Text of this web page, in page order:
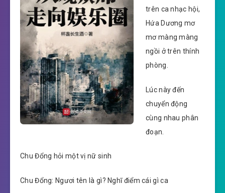
trên ca nhạc hội,
Hứa Dương mơ
mơ màng màng
ngồi ở trên thính
phòng.
Lúc này đến
chuyển động
cùng nhau phân
đoạn.
Chu Đổng hỏi một vị nữ sinh
Chu Đổng: Ngươi tên là gì? Nghĩ điểm cái gì ca